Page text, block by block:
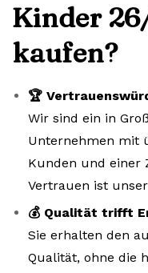
Kinder
kaufen?
🏆
Wir sind ein in
Unternehmen mit
Kunden und einer
Vertrauen ist
💰 Qualität trifft
Sie erhalten den
Qualität, ohne die